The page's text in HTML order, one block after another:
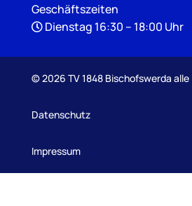
Geschäftszeiten
Dienstag 16:30 – 18:00 Uhr
©2026 TV 1848 Bischofswerda
Datenschutz
Impressum